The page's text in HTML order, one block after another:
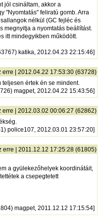
jól csináltam, akkor a
"Nyomtatás" feliratú gomb. Arra
nélkül (GC fejléc és
megnyitja a nyomtatás beállítást.
itt mindegyikben működött.
katika, 2012.04.23 22:15:46]
erre | 2012.04.22 17:53:30 (63728)
teljesen értek én se mindent.
magpet, 2012.04.22 15:43:56]
erre | 2012.03.02 00:06:27 (62862)
police107, 2012.03.01 23:57:20]
erre | 2011.12.12 17:25:28 (61805)
a gyülekezőhelyek koordinátáit,
a csepegtetett
magpet, 2011.12.12 17:15:54]